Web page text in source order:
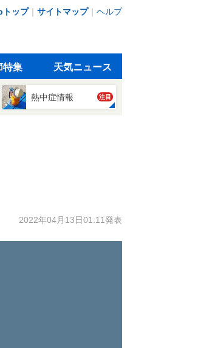
ップ｜ サイトマップ｜ ヘルプ
特集 天気ニュース
熱中症情報 注目
2022年04月13日01:11発表